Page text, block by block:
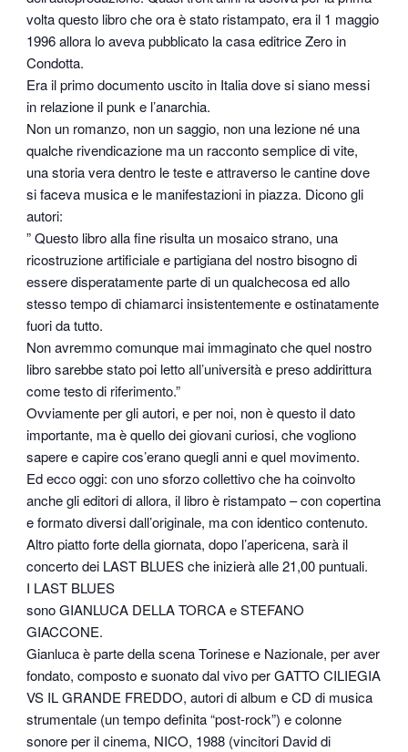
volta questo libro che ora è stato ristampato, era il 1 maggio
1996 allora lo aveva pubblicato la casa editrice Zero in
Condotta.
Era il primo documento uscito in Italia dove si siano messi
in relazione il punk e l’anarchia.
Non un romanzo, non un saggio, non una lezione né una
qualche rivendicazione ma un racconto semplice di vite,
una storia vera dentro le teste e attraverso le cantine dove
si faceva musica e le manifestazioni in piazza. Dicono gli
autori:
” Questo libro alla fine risulta un mosaico strano, una
ricostruzione artificiale e partigiana del nostro bisogno di
essere disperatamente parte di un qualchecosa ed allo
stesso tempo di chiamarci insistentemente e ostinatamente
fuori da tutto.
Non avremmo comunque mai immaginato che quel nostro
libro sarebbe stato poi letto all’università e preso addirittura
come testo di riferimento.”
Ovviamente per gli autori, e per noi, non è questo il dato
importante, ma è quello dei giovani curiosi, che vogliono
sapere e capire cos’erano quegli anni e quel movimento.
Ed ecco oggi: con uno sforzo collettivo che ha coinvolto
anche gli editori di allora, il libro è ristampato – con copertina
e formato diversi dall’originale, ma con identico contenuto.
Altro piatto forte della giornata, dopo l’apericena, sarà il
concerto dei LAST BLUES che inizierà alle 21,00 puntuali.
I LAST BLUES
sono GIANLUCA DELLA TORCA e STEFANO
GIACCONE.
Gianluca è parte della scena Torinese e Nazionale, per aver
fondato, composto e suonato dal vivo per GATTO CILIEGIA
VS IL GRANDE FREDDO, autori di album e CD di musica
strumentale (un tempo definita “post-rock”) e colonne
sonore per il cinema, NICO, 1988 (vincitori David di